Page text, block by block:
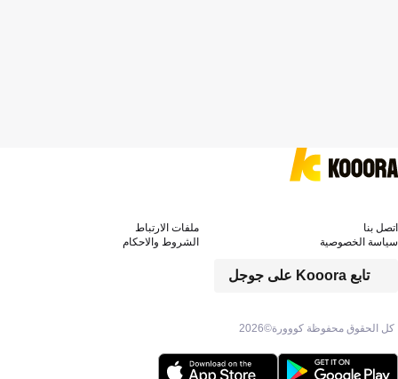
كل الحقوق محفوظة كووورة©2026
تابع Kooora على جوجل
اتصل بنا
ملفات الارتباط
سياسة الخصوصية
الشروط والاحكام